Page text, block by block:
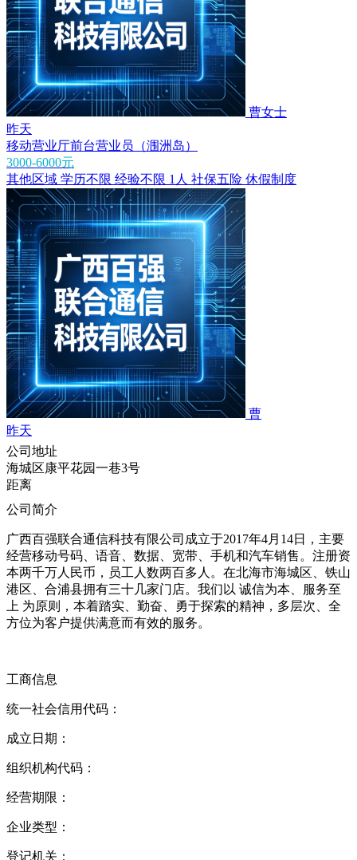
曹女士
昨天
移动营业厅前台营业员（涠洲岛）
3000-6000元
其他区域 学历不限 经验不限 1人 社保五险 休假制度
曹
昨天
公司地址
海城区康平花园一巷3号
距离
公司简介
广西百强联合通信科技有限公司成立于2017年4月14日，主要
经营移动号码、语音、数据、宽带、手机和汽车销售。注册资
本两千万人民币，员工人数两百多人。在北海市海城区、铁山
港区、合浦县拥有三十几家门店。我们以 诚信为本、服务至
上 为原则，本着踏实、勤奋、勇于探索的精神，多层次、全
方位为客户提供满意而有效的服务。
工商信息
统一社会信用代码：
成立日期：
组织机构代码：
经营期限：
企业类型：
登记机关：